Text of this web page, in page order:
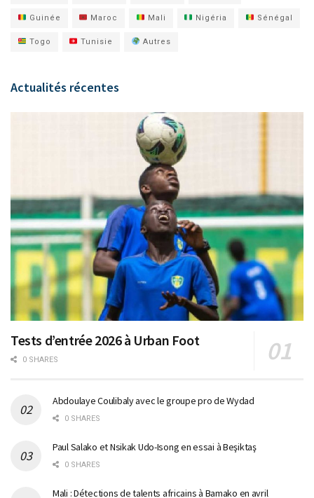
Guinée Maroc Mali Nigéria Sénégal
Togo Tunisie Autres
Actualités récentes
Tests d’entrée 2026 à Urban Foot
0 SHARES
Abdoulaye Coulibaly avec le groupe pro de Wydad
0 SHARES
Paul Salako et Nsikak Udo-Isong en essai à Beşiktaş
0 SHARES
Mali : Détections de talents africains à Bamako en avril